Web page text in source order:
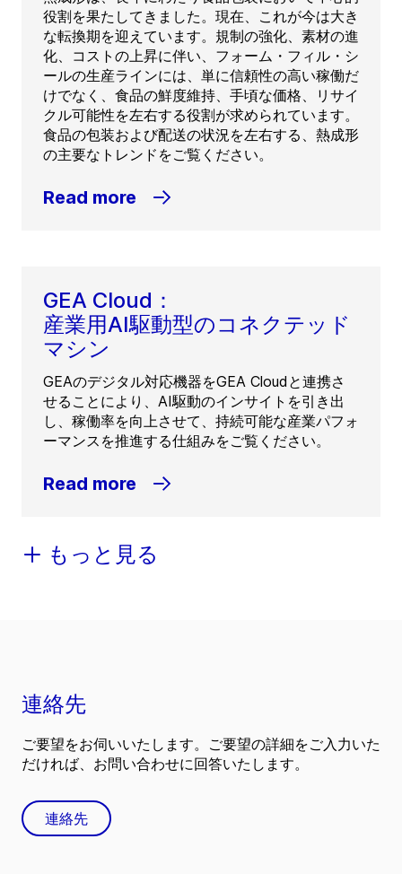
役割を果たしてきました。現在、これが今は大き
な転換期を迎えています。規制の強化、素材の進
化、コストの上昇に伴い、フォーム・フィル・シ
ールの生産ラインには、単に信頼性の高い稼働だ
けでなく、食品の鮮度維持、手頃な価格、リサイ
クル可能性を左右する役割が求められています。
食品の包装および配送の状況を左右する、熱成形
の主要なトレンドをご覧ください。
Read more
GEA Cloud：
産業用AI駆動型のコネクテッド
マシン
GEAのデジタル対応機器をGEA Cloudと連携さ
せることにより、AI駆動のインサイトを引き出
し、稼働率を向上させて、持続可能な産業パフォ
ーマンスを推進する仕組みをご覧ください。
Read more
もっと見る
連絡先
ご要望をお伺いいたします。ご要望の詳細をご入力いた
だければ、お問い合わせに回答いたします。
連絡先